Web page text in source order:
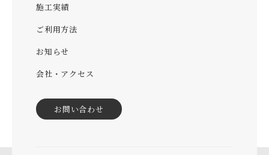
施工実績
ご利用方法
お知らせ
会社・アクセス
お問い合わせ